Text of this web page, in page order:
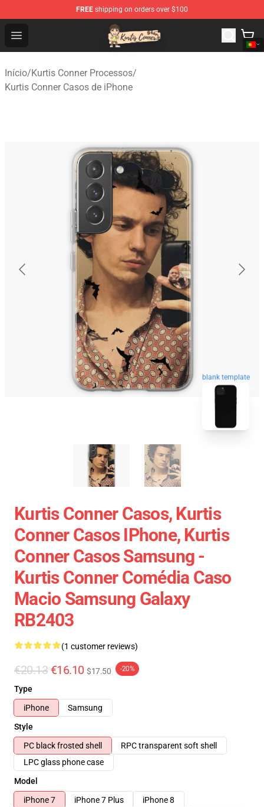
FREE shipping on orders over $100
Open menu
Kurtis Conner Store - Official Kurtis Conner Merchandise
Início/Kurtis Conner Processos/
Kurtis Conner Casos de iPhone
blank template
Kurtis Conner Casos, Kurtis
Conner Casos IPhone, Kurtis
Conner Casos Samsung -
Kurtis Conner Comédia Caso
Macio Samsung Galaxy
RB2403
(1 customer reviews)
€20.13 €16.10 $17.50 -20%
Type
iPhone
Samsung
Style
PC black frosted shell
RPC transparent soft shell
LPC glass phone case
Model
iPhone 7
iPhone 7 Plus
iPhone 8